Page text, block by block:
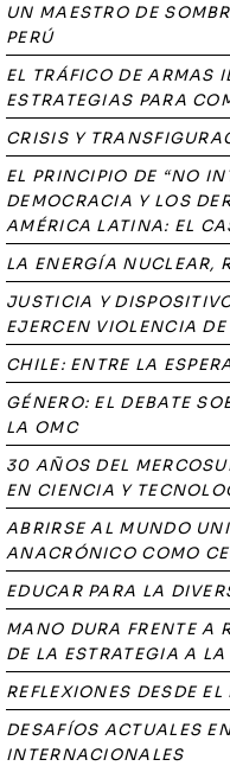
UN MAESTRO DE
PERÚ
EL TRÁFICO DE ARMAS
ESTRATEGIAS PARA
CRISIS Y
EL PRINCIPIO DE “NO
DEMOCRACIA Y LOS
AMÉRICA LATINA: EL
LA ENERGÍA NUCLEAR,
JUSTICIA Y
EJERCEN VIOLENCIA
CHILE: ENTRE LA
GÉNERO: EL DEBATE
LA OMC
30 AÑOS DEL
EN CIENCIA Y
ABRIRSE AL MUNDO
ANACRÓNICO COMO
EDUCAR PARA LA
MANO DURA FRENTE A
DE LA ESTRATEGIA A
REFLEXIONES DESDE
DESAFÍOS ACTUALES
INTERNACIONALES